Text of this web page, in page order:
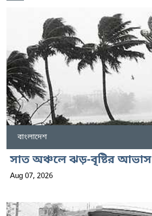
বাংলাদেশ
সাত অঞ্চলে ঝড়-বৃষ্টির আভাস
Aug 07, 2026